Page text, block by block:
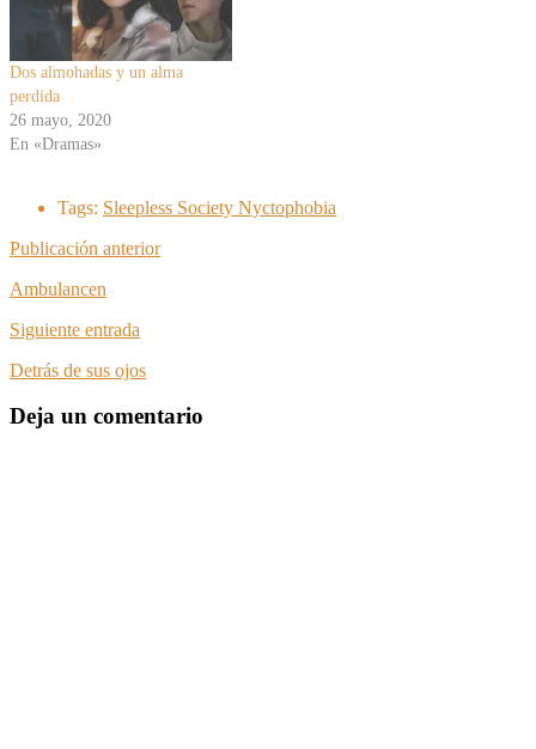
Dos almohadas y un alma
perdida
26 mayo, 2020
En «Dramas»
Tags: Sleepless Society Nyctophobia
Publicación anterior
Ambulancen
Siguiente entrada
Detrás de sus ojos
Deja un comentario